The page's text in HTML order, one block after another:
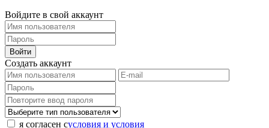
Войдите в свой аккаунт
Войти
Создать аккаунт
я согласен сусловия и условия